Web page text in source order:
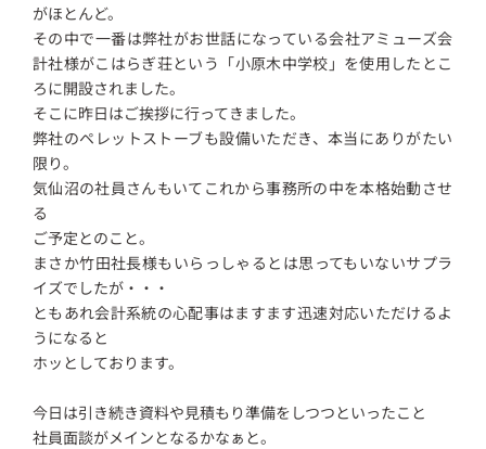
がほとんど。
その中で一番は弊社がお世話になっている会社アミューズ会
計社様がこはらぎ荘という「小原木中学校」を使用したとこ
ろに開設されました。
そこに昨日はご挨拶に行ってきました。
弊社のペレットストーブも設備いただき、本当にありがたい
限り。
気仙沼の社員さんもいてこれから事務所の中を本格始動させ
る
ご予定とのこと。
まさか竹田社長様もいらっしゃるとは思ってもいないサプラ
イズでしたが・・・
ともあれ会計系統の心配事はますます迅速対応いただけるよ
うになると
ホッとしております。
今日は引き続き資料や見積もり準備をしつつといったこと
社員面談がメインとなるかなぁと。